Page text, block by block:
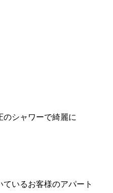
シャワーで綺麗に
いるお客様のアパート